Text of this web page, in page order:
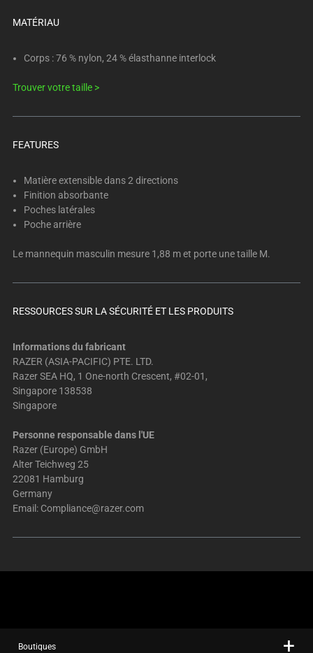
Select
image
change
image
above.
MATÉRIAU
Corps : 76 % nylon, 24 % élasthanne interlock
Trouver votre taille >
FEATURES
Matière extensible dans 2 directions
Finition absorbante
Poches latérales
Poche arrière
Le mannequin masculin mesure 1,88 m et porte une taille M.
RESSOURCES SUR LA SÉCURITÉ ET LES PRODUITS
Informations du fabricant
RAZER (ASIA-PACIFIC) PTE. LTD.
Razer SEA HQ, 1 One-north Crescent, #02-01,
Singapore 138538
Singapore
Personne responsable dans l'UE
Razer (Europe) GmbH
Alter Teichweg 25
22081 Hamburg
Germany
Email: Compliance@razer.com
Boutiques